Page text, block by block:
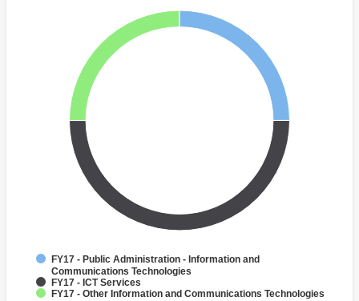
FY17 - Public Administration - Information and
Communications Technologies
FY17 - ICT Services
FY17 - Other Information and Communications Technologies